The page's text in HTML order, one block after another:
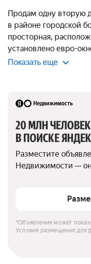
Продам одну вторую доли в двухкомнатной квартире
в районе городской
просторная,
установлено евро-
Показать еще
20 МЛН
В ПОИСКЕ
Разместите
Недвижимости —
*Объявление может
Условия размещения для